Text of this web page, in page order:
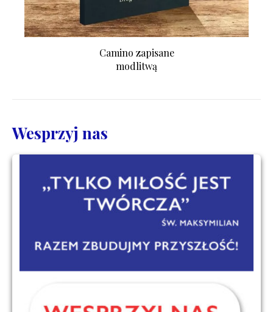
Camino zapisane
modlitwą
Wesprzyj nas